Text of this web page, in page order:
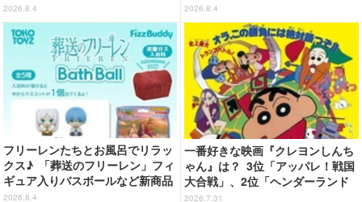
2026.8.4
台、音駒、稲荷崎をイメージした
メニューで構成
2026.8.4
フリーレンたちとお風呂でリラッ
クス♪ 「葬送のフリーレン」フィ
ギュア入りバスボールなど新商品
が登場！ ミミックに食べられた
2026.8.4
一番好きな映画『クレヨンしんち
ゃん』は？ 3位「アッパレ！戦国
大合戦」、2位「ヘンダーランド
の大冒険」、1位は…？【『映画
2026.7.31